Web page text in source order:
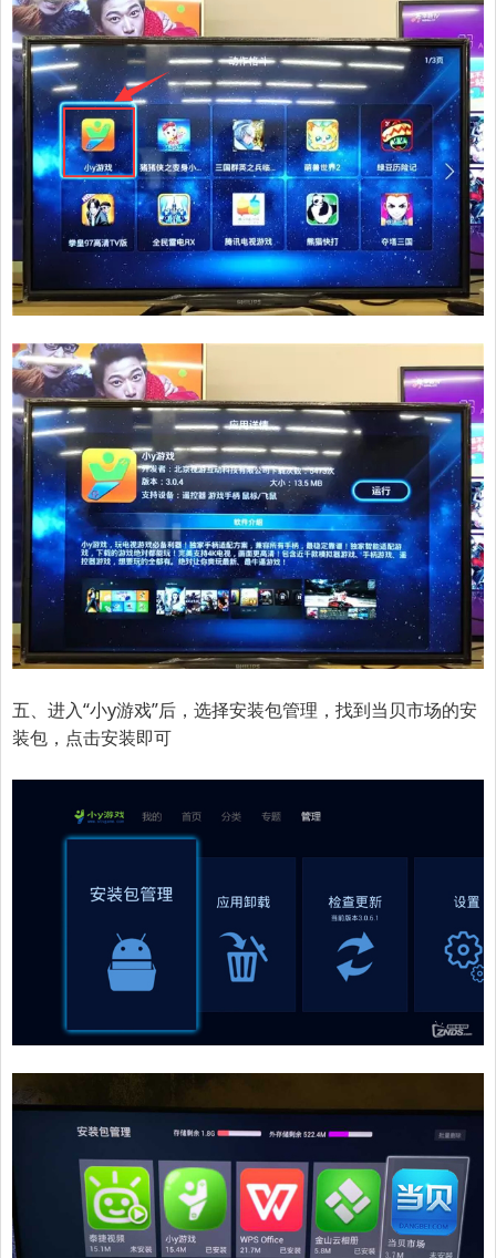
五、进入“小y游戏”后，选择安装包管理，找到当贝市场的安
装包，点击安装即可